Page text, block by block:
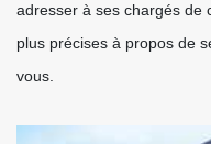
adresser à ses chargés de
plus précises à propos de
vous.